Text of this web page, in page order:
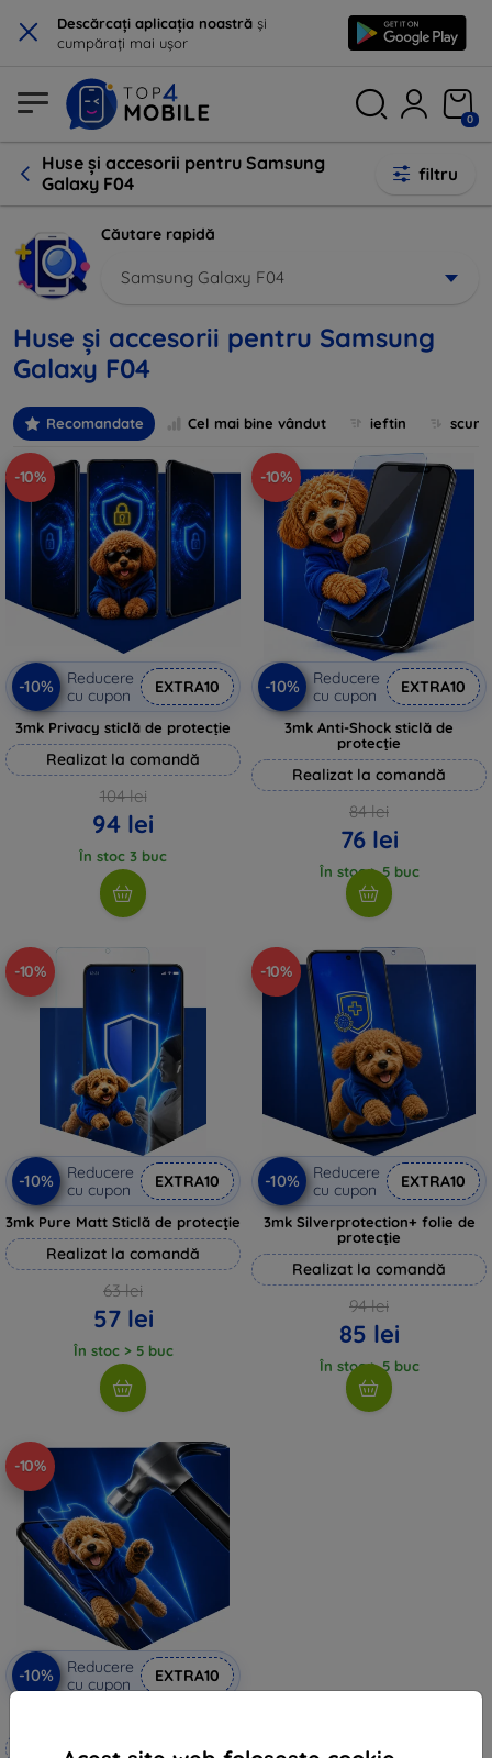
× Descărcați aplicația noastră și
cumpărați mai ușor
0
Huse și accesorii pentru Samsung
Galaxy F04
filtru
Căutare rapidă
Samsung Galaxy F04
Huse și accesorii pentru Samsung
Galaxy F04
Recomandate Cel mai bine vândut ieftin
-10%
-10%
Reducere
cu cupon
EXTRA10
3mk Privacy sticlă de protecție
Realizat la comandă
104 lei
94 lei
În stoc 3 buc
-10%
-10%
Reducere
cu cupon
EXTRA10
3mk Anti-Shock sticlă de
protecție
Realizat la comandă
84 lei
76 lei
În stoc > 5 buc
-10%
-10%
Reducere
cu cupon
EXTRA10
3mk Pure Matt Sticlă de protecție
Realizat la comandă
63 lei
57 lei
În stoc > 5 buc
-10%
-10%
Reducere
cu cupon
EXTRA10
3mk Silverprotection+ folie de
protecție
Realizat la comandă
94 lei
85 lei
În stoc > 5 buc
-10%
-10%
Reducere
cu cupon
EXTRA10
Realizat la comandă